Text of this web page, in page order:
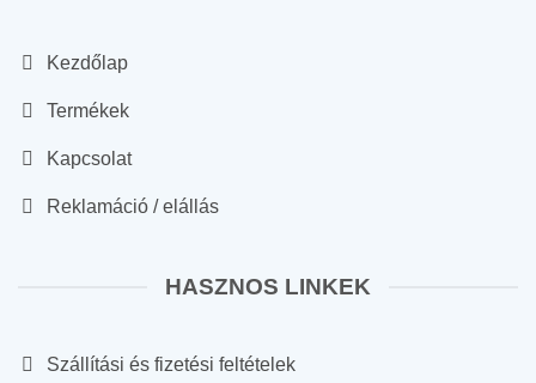
Kezdőlap
Termékek
Kapcsolat
Reklamáció / elállás
HASZNOS LINKEK
Szállítási és fizetési feltételek